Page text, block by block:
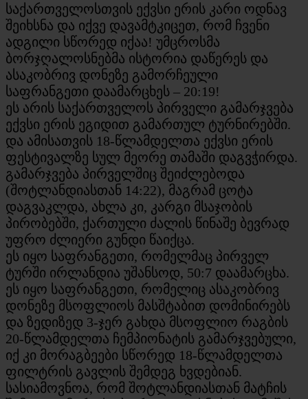
საქართველოსთვის ექვსი ერის კარი ოდნავ
შეიხსნა და იქვე დავამტკიცეთ, რომ ჩვენი
ადგილი სწორედ იქაა! უმცროსმა
ბორჯღალოსნებმა ისტორია დაწერეს და
ასაკობრივ დონეზე გამორჩეული
საფრანგეთი დაამარცხეს – 20:19!
ეს არის საქართველოს პირველი გამარჯვება
ექვსი ერის ეგიდით გამართულ ტურნირებში.
და ამისათვის 18-წლამდელთა ექვსი ერის
ფესტივალზე სულ მეორე თამაში დაგვჭირდა.
გამარჯვება პირველშიც შეიძლებოდა
(შოტლანდიასთან 14:22), მაგრამ ცოტა
დაგვაკლდა, ახლა კი, კარგი მსაჯობის
პირობებში, ქართული ძალის წინაშე ბევრად
უფრო ძლიერი გუნდი წაიქცა.
ეს იყო საფრანგეთი, რომელმაც პირველ
ტურში ირლანდია უშანსოდ, 50:7 დაამარცხა.
ეს იყო საფრანგეთი, რომელიც ასაკობრივ
დონეზე მსოფლიოს მასშტაბით დომინირებს
და ზედიზედ 3-ჯერ გახდა მსოფლიო რაგბის
20-წლამდელთა ჩემპიონატის გამარჯვებული,
იქ კი მორაგბეები სწორედ 18-წლამდელთა
ფილტრის გავლის შემდეგ ხვდებიან.
სასიამოვნოა, რომ შოტლანდიასთან მატჩის